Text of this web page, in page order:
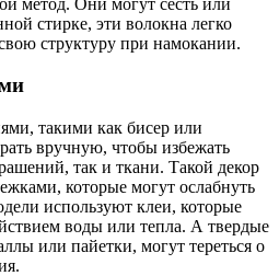
стирке, эти волокна легко
структуру при намокании.
такими как бисер или
вручную, чтобы избежать
так и ткани. Такой декор
которые могут ослабнуть
используют клеи, которые
воды или тепла. А твердые
или пайетки, могут тереться о